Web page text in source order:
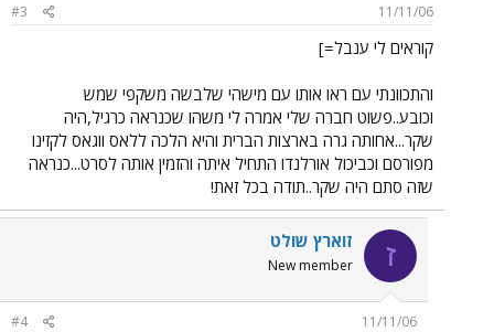
11/11/06
#3
קוראים לי ענבל=]
והתכוונתי עם ראו אותו עם מישהי שלבשה משקפי שמש
וכובע..פשוט חברה שלי אמרה לי משהו שכנראה כרגיל,היה
שקר...אחותה גרה בארצות הברית והיא הלכה ללאס ווגאס לקזינו
מפורסם וכביכול אורלנדו התחיל איתה והזמין אותה לסרט...כנראה
שזה סתם היה שקר..תודה בכל זאת!
ז זוארץ שולט
New member
11/11/06
#4